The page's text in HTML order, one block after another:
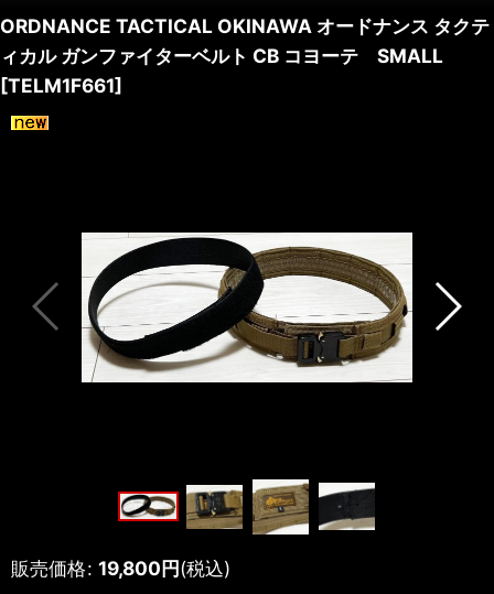
ORDNANCE TACTICAL OKINAWA オードナンス タクテ
ィカル ガンファイターベルト CB コヨーテ SMALL
[TELM1F661]
販売価格: 19,800円(税込)